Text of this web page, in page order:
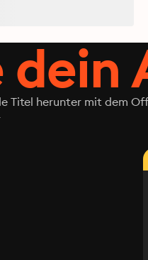
dein
Titel herunter mit dem